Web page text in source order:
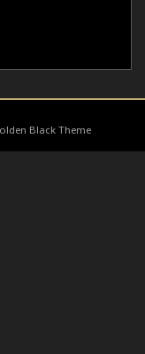
Black Theme